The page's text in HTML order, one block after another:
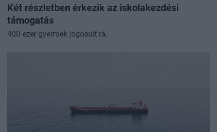
Két részletben érkezik az iskolakezdési
támogatás
400 ezer gyermek jogosult rá.